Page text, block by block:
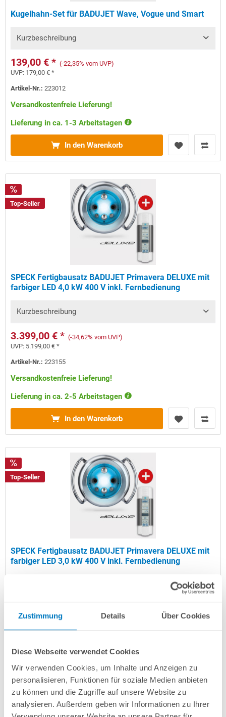
Zustimmung Details Über Cookies
Diese Webseite verwendet Cookies
Wir verwenden Cookies, um Inhalte und Anzeigen zu
personalisieren, Funktionen für soziale Medien anbieten
zu können und die Zugriffe auf unsere Website zu
analysieren. Außerdem geben wir Informationen zu Ihrer
Kugelhahn-Set für BADUJET Wave, Vogue und Smart
Kurzbeschreibung
139,00 € * (-22,35% vom UVP)
UVP: 179,00 € *
Artikel-Nr.:223012
Versandkostenfreie Lieferung!
Lieferung in ca. 1-3 Arbeitstagen
In den Warenkorb
Top-Seller
SPECK Fertigbausatz BADUJET Primavera DELUXE mit
farbiger LED 4,0 kW 400 V inkl. Fernbedienung
Kurzbeschreibung
3.399,00 € * (-34,62% vom UVP)
UVP: 5.199,00 € *
Artikel-Nr.:223155
Versandkostenfreie Lieferung!
Lieferung in ca. 2-5 Arbeitstagen
In den Warenkorb
Top-Seller
SPECK Fertigbausatz BADUJET Primavera DELUXE mit
farbiger LED 3,0 kW 400 V inkl. Fernbedienung
UVP:4.999,00 € *
Versandkostenfreie Lieferung!
Lieferung in ca. 2-5 Arbeitstagen
In den Warenkorb